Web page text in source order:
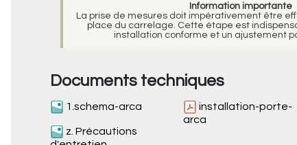
Information importante
La prise de mesures doit impérativement être
place du carrelage. Cette étape est
installation conforme et un ajustement
Documents techniques
1.schema-arca
installation-porte-
arca
z. Précautions